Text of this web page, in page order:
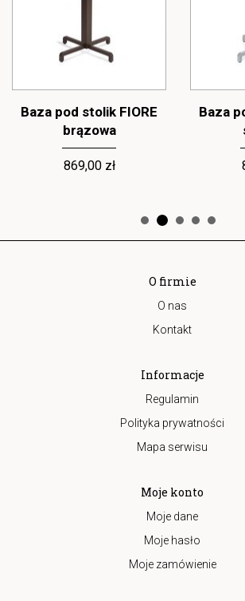
Baza pod stolik FIORE
brązowa
869,00 zł
Baza
O firmie
O nas
Kontakt
Informacje
Regulamin
Polityka prywatności
Mapa serwisu
Moje konto
Moje dane
Moje hasło
Moje zamówienie